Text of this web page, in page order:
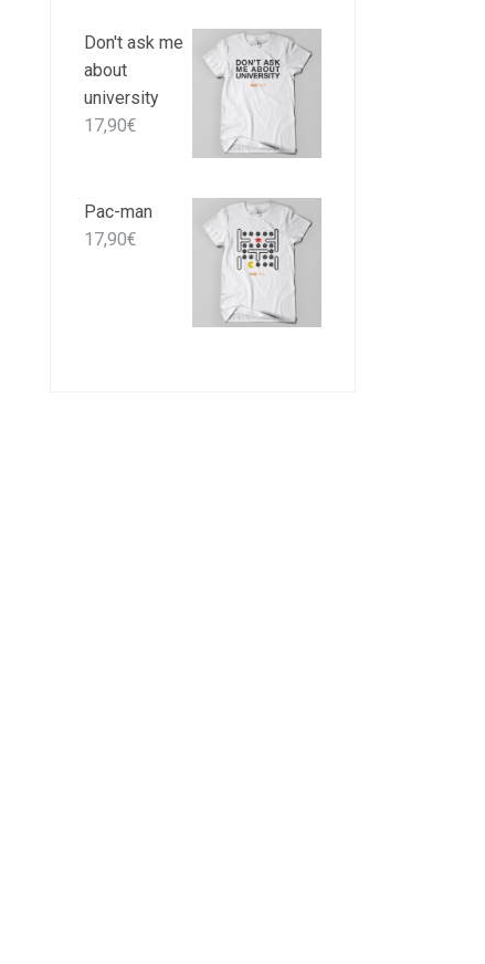
Don't ask me
about
university
17,90€
Pac-man
17,90€